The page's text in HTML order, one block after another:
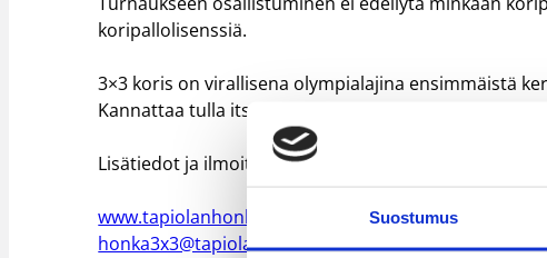
Suostumus
koripallolisenssiä.
3×3 koris on virallisena olympialajina ensimmäistä
Kannattaa tulla itse kokeilemaan, mistä uudessa
Lisätiedot ja ilmoittautuminen HONKA 3×3:een:
www.tapiolanhonka.fi/honka3x3
honka3x3@tapiolanhonka.fi